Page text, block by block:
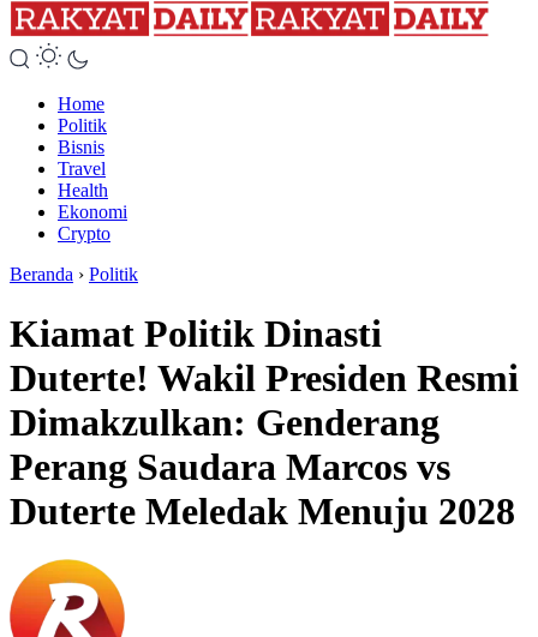
Home
Politik
Bisnis
Travel
Health
Ekonomi
Crypto
Beranda › Politik
Kiamat Politik Dinasti
Duterte! Wakil Presiden Resmi
Dimakzulkan: Genderang
Perang Saudara Marcos vs
Duterte Meledak Menuju 2028